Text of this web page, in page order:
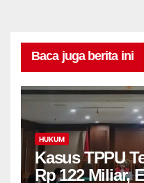
Baca juga berita ini
HUKUM
Kasus TPPU
Rp 122 Miliar,